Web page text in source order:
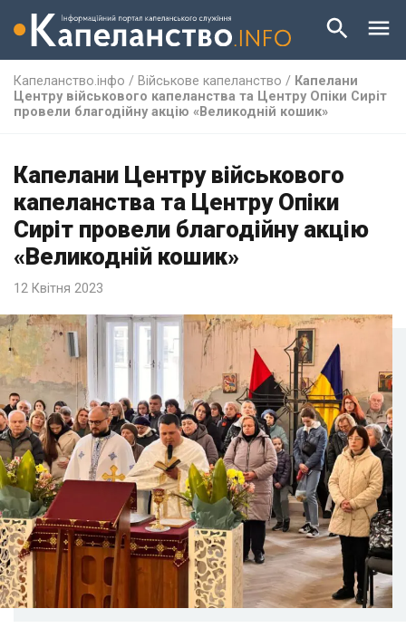
Капеланство.інфо / Військове капеланство / Капелани
Центру військового капеланства та Центру Опіки Сиріт
провели благодійну акцію «Великодній кошик»
Капелани Центру військового
капеланства та Центру Опіки
Сиріт провели благодійну акцію
«Великодній кошик»
12 Квітня 2023